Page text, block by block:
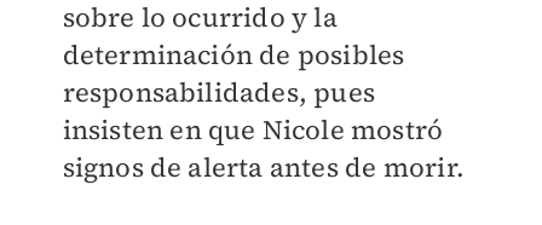
sobre lo ocurrido y la
determinación de posibles
responsabilidades, pues
insisten en que Nicole mostró
signos de alerta antes de morir.